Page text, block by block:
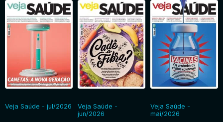
Veja Saúde - jul/2026
Veja Saúde -
jun/2026
Veja Saúde -
mai/2026